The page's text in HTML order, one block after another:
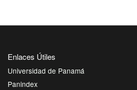
Enlaces Útiles
Universidad de Panamá
Panindex